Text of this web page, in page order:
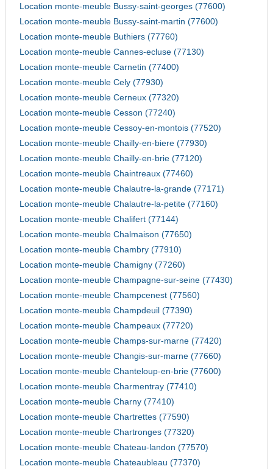
Location monte-meuble Bussy-saint-georges (77600)
Location monte-meuble Bussy-saint-martin (77600)
Location monte-meuble Buthiers (77760)
Location monte-meuble Cannes-ecluse (77130)
Location monte-meuble Carnetin (77400)
Location monte-meuble Cely (77930)
Location monte-meuble Cerneux (77320)
Location monte-meuble Cesson (77240)
Location monte-meuble Cessoy-en-montois (77520)
Location monte-meuble Chailly-en-biere (77930)
Location monte-meuble Chailly-en-brie (77120)
Location monte-meuble Chaintreaux (77460)
Location monte-meuble Chalautre-la-grande (77171)
Location monte-meuble Chalautre-la-petite (77160)
Location monte-meuble Chalifert (77144)
Location monte-meuble Chalmaison (77650)
Location monte-meuble Chambry (77910)
Location monte-meuble Chamigny (77260)
Location monte-meuble Champagne-sur-seine (77430)
Location monte-meuble Champcenest (77560)
Location monte-meuble Champdeuil (77390)
Location monte-meuble Champeaux (77720)
Location monte-meuble Champs-sur-marne (77420)
Location monte-meuble Changis-sur-marne (77660)
Location monte-meuble Chanteloup-en-brie (77600)
Location monte-meuble Charmentray (77410)
Location monte-meuble Charny (77410)
Location monte-meuble Chartrettes (77590)
Location monte-meuble Chartronges (77320)
Location monte-meuble Chateau-landon (77570)
Location monte-meuble Chateaubleau (77370)